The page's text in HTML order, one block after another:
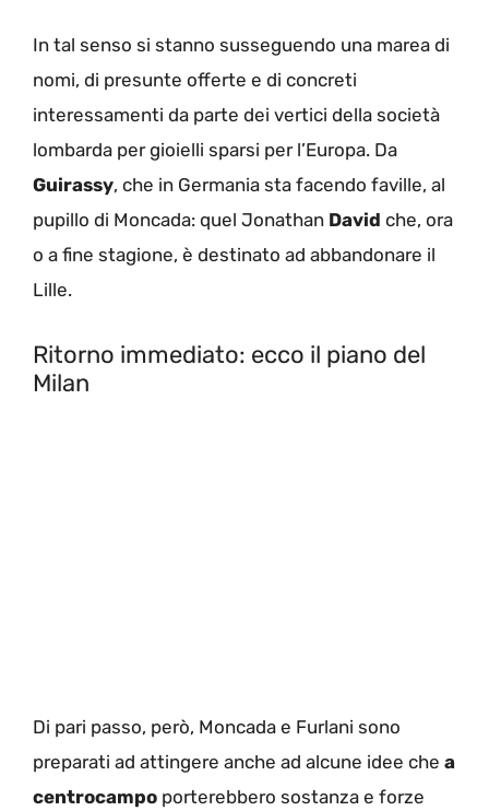
In tal senso si stanno susseguendo una marea di
nomi, di presunte offerte e di concreti
interessamenti da parte dei vertici della società
lombarda per gioielli sparsi per l’Europa. Da
Guirassy, che in Germania sta facendo faville, al
pupillo di Moncada: quel Jonathan David che, ora
o a fine stagione, è destinato ad abbandonare il
Lille.
Ritorno immediato: ecco il piano del
Milan
Di pari passo, però, Moncada e Furlani sono
preparati ad attingere anche ad alcune idee che a
centrocampo porterebbero sostanza e forze